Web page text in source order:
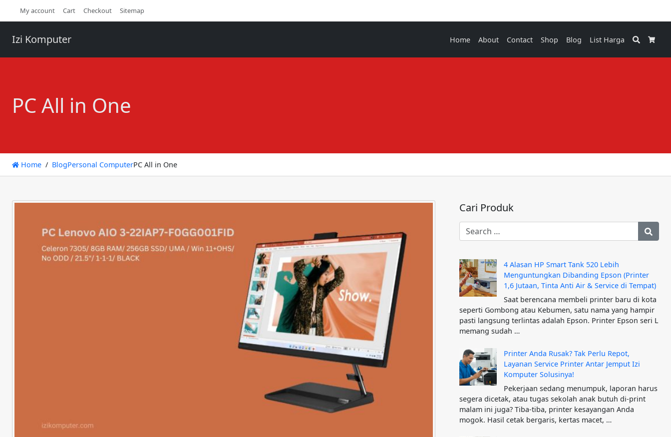
My account Cart Checkout Sitemap
Izi Komputer Home About Contact Shop Blog List Harga
Search
PC All in One
Home BlogPersonal ComputerPC All in One
Cari Produk
4 Alasan HP Smart Tank 520 Lebih
Menguntungkan Dibanding Epson (Printer
1,6 Jutaan, Tinta Anti Air & Service di Tempat)
Saat berencana membeli printer baru di kota
seperti Gombong atau Kebumen, satu nama yang hampir
pasti langsung terlintas adalah Epson. Printer Epson seri L
memang sudah …
Printer Anda Rusak? Tak Perlu Repot,
Layanan Service Printer Antar Jemput Izi
Komputer Solusinya!
Pekerjaan sedang menumpuk, laporan harus
segera dicetak, atau tugas sekolah anak butuh di-print
malam ini juga? Tiba-tiba, printer kesayangan Anda
mogok. Hasil cetak bergaris, kertas macet, …